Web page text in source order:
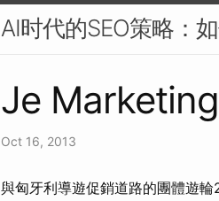
AI时代的SEO策略：
Je
Oct 16, 2013
與匈牙利導遊促銷道路的團體遊